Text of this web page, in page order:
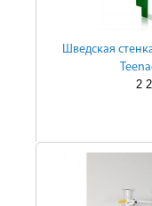
Шведская
2